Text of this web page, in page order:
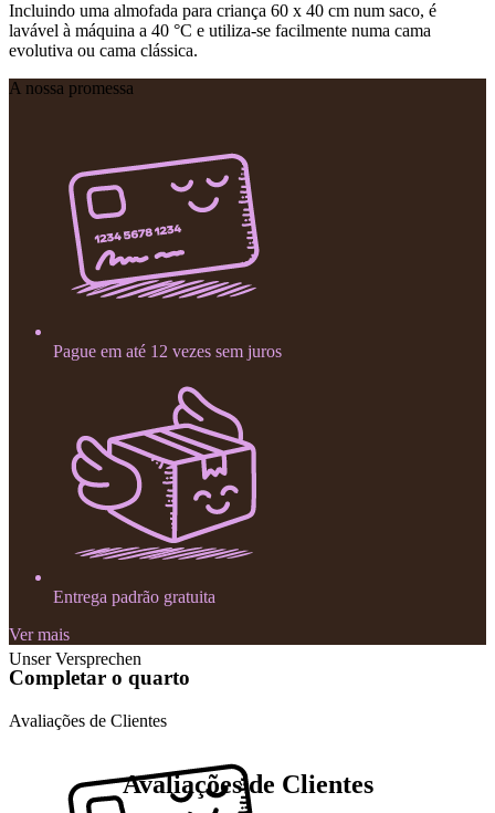
Incluindo uma almofada para criança 60 x 40 cm num saco, é
lavável à máquina a 40 °C e utiliza-se facilmente numa cama
evolutiva ou cama clássica.
A nossa promessa
Pague em até 12 vezes sem juros
Entrega padrão gratuita
Ver mais
Unser Versprechen
Completar o quarto
Avaliações de Clientes
Avaliações de Clientes